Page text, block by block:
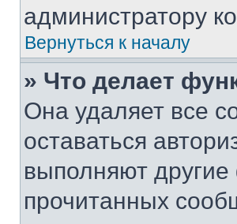
администратору
Вернуться к началу
» Что делает
Она удаляет все
оставаться
выполняют другие
прочитанных